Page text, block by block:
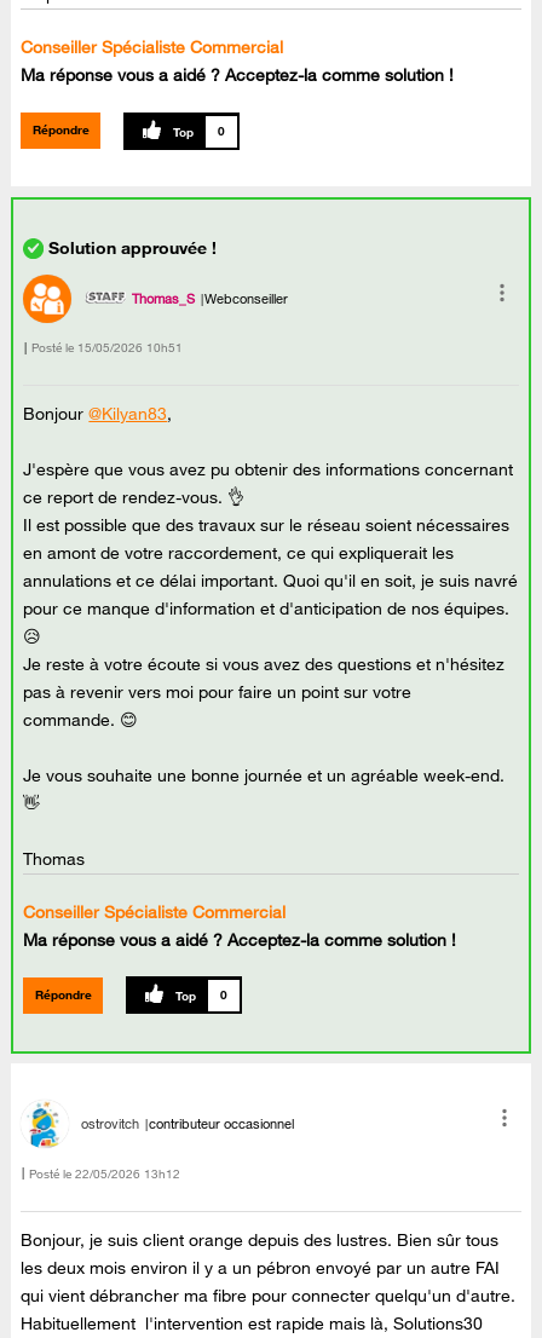
Conseiller Spécialiste Commercial
Ma réponse vous a aidé ? Acceptez-la comme solution !
Répondre 0
Thomas_S Webconseiller
Posté le ‎15/05/2026 10h51
Bonjour@Kilyan83,
J'espère que vous avez pu obtenir des informations concernant
ce report de rendez-vous. 👌
Il est possible que des travaux sur le réseau soient nécessaires
en amont de votre raccordement, ce qui expliquerait les
annulations et ce délai important. Quoi qu'il en soit, je suis navré
pour ce manque d'information et d'anticipation de nos équipes.
😥
Je reste à votre écoute si vous avez des questions et n'hésitez
pas à revenir vers moi pour faire un point sur votre
commande. 😊
Je vous souhaite une bonne journée et un agréable week-end.
👋
Thomas
Conseiller Spécialiste Commercial
Ma réponse vous a aidé ? Acceptez-la comme solution !
Répondre 0
ostrovitch contributeur occasionnel
Posté le ‎22/05/2026 13h12
Bonjour, je suis client orange depuis des lustres. Bien sûr tous
les deux mois environ il y a un pébron envoyé par un autre FAI
qui vient débrancher ma fibre pour connecter quelqu'un d'autre.
Habituellement l'intervention est rapide mais là, Solutions30